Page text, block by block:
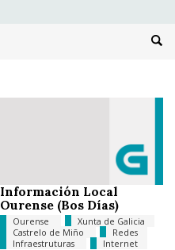
Información Local
Ourense (Bos Días)
Ourense
Xunta de Galicia
Castrelo de Miño
Redes
Infraestruturas
Internet